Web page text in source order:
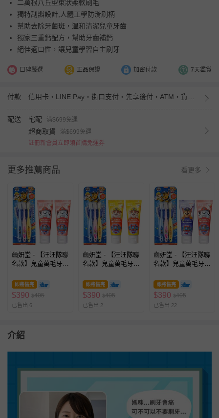
二萬根八丘型束狀柔軟刷毛
獨特刮瓣設計,人體工學防滑刷柄
幫助去除牙菌斑，溫和清潔兒童牙齒
獨家三重鈣配方，幫助牙齒補鈣
絕佳適口性，讓兒童學習自主刷牙
口碑嚴選 正品保證 加密付款 7天鑑賞
付款
配送 宅配 滿$699免運
超商取貨
滿$699免運
註冊新會員立即領首購免運券
更多推薦商品 看更多
齒妍堂 - 【汪汪隊聯
名款】兒童萬毛牙刷
牙膏(草莓*2)-無氟
即將售完
$390 $405
已售出 6
齒妍堂 - 【汪汪隊聯
名款】兒童萬毛牙刷
牙膏(橘子*2)-無氟
即將售完
$390 $405
已售出 2
齒妍堂 - 【汪汪隊聯
名款】兒童萬毛牙刷
牙膏(葡萄*1+草莓
*1)-無氟
即將售完
$390 $405
已售出 22
介紹